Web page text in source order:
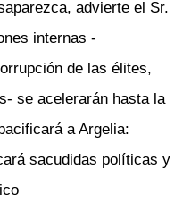
advierte el Sr.
internas -
de las élites,
se acelerarán hasta la
a Argelia:
sacudidas políticas y